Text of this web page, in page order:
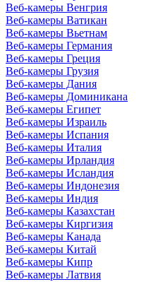
Веб-камеры Венгрия
Веб-камеры Ватикан
Веб-камеры Вьетнам
Веб-камеры Германия
Веб-камеры Греция
Веб-камеры Грузия
Веб-камеры Дания
Веб-камеры Доминикана
Веб-камеры Египет
Веб-камеры Израиль
Веб-камеры Испания
Веб-камеры Италия
Веб-камеры Ирландия
Веб-камеры Исландия
Веб-камеры Индонезия
Веб-камеры Индия
Веб-камеры Казахстан
Веб-камеры Киргизия
Веб-камеры Канада
Веб-камеры Китай
Веб-камеры Кипр
Веб-камеры Латвия